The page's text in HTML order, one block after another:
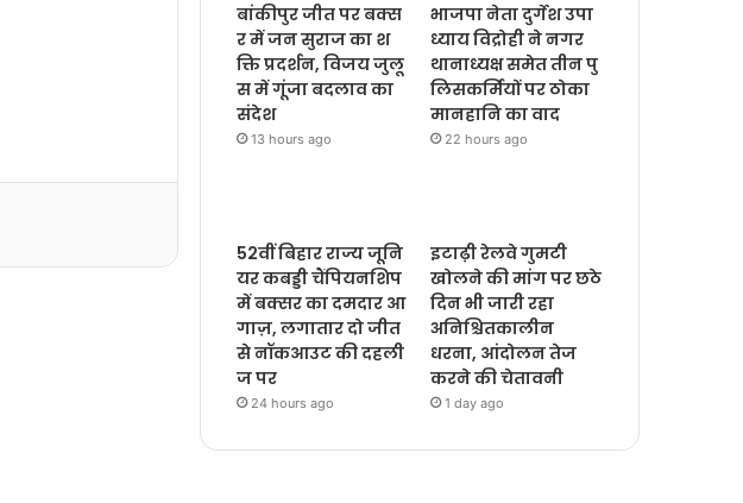
बांकीपुर जीत पर बक्स
र में जन सुराज का श
क्ति प्रदर्शन, विजय जुलू
स में गूंजा बदलाव का
संदेश
13 hours ago
भाजपा नेता दुर्गेश उपा
ध्याय विद्रोही ने नगर
थानाध्यक्ष समेत तीन पु
लिसकर्मियों पर ठोका
मानहानि का वाद
22 hours ago
52वीं बिहार राज्य जूनि
यर कबड्डी चैंपियनशिप
में बक्सर का दमदार आ
गाज़, लगातार दो जीत
से नॉकआउट की दहली
ज पर
24 hours ago
इटाढ़ी रेलवे गुमटी
खोलने की मांग पर छठे
दिन भी जारी रहा
अनिश्चितकालीन
धरना, आंदोलन तेज
करने की चेतावनी
1 day ago